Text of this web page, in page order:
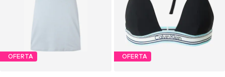
OFERTA OFERTA